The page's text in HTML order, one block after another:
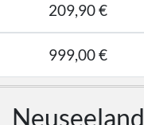
209,90 €
999,00 €
Neuseeland